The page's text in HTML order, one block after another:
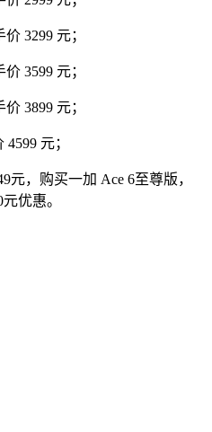
3299 元；
3599 元；
3899 元；
元；
，购买一加 Ace 6至尊版，
优惠。